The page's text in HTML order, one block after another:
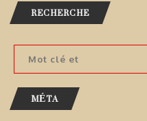
RECHERCHE
MÉTA